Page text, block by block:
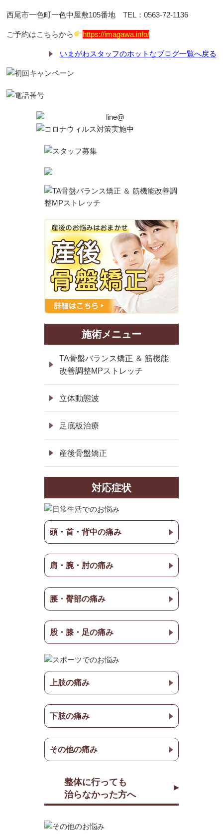
西尾市一色町一色中屋敷105番地 TEL：0563-72-1136
ご予約はこちらから https://imagawa.info/
いまがわスタッフのホットなブログ一覧へ戻る
施術メニュー
TA骨盤バランス矯正 ＆ 筋機能
改善調整MPストレッチ
立体動態波
足底板治療
産後骨盤矯正
対応症状
頭・首・背中の痛み
肩・腕・肘の痛み
腰・臀部の痛み
股・膝・足の痛み
上肢の痛み
下肢の痛み
その他の痛み
整体に行っても
治らなかった方へ